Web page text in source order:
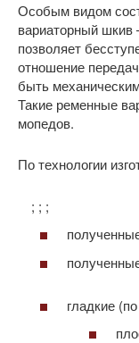
Особым видом
вариаторный шкив
позволяет
отношение
быть
Такие ременные
мопедов.
По технологии
; ; ;
гладкие